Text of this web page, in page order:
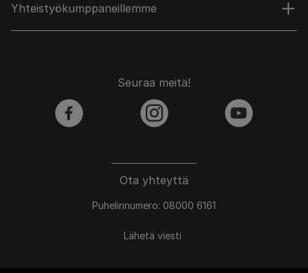
Yhteistyökumppaneillemme
Ota yhteyttä
Puhelinnumero: 08000 6161
Lähetä viesti
Seuraa meitä!
facebook instagram youtube